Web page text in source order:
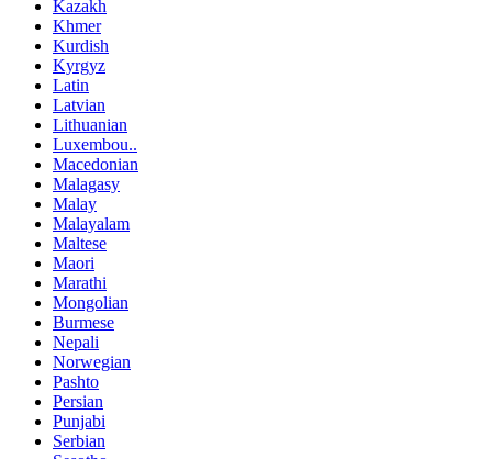
Kazakh
Khmer
Kurdish
Kyrgyz
Latin
Latvian
Lithuanian
Luxembou..
Macedonian
Malagasy
Malay
Malayalam
Maltese
Maori
Marathi
Mongolian
Burmese
Nepali
Norwegian
Pashto
Persian
Punjabi
Serbian